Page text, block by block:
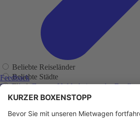
Feedback
Sie haben Fragen, Unklarheiten oder
zurückliegenden Buchung?
Beliebte Reiseländer
Beliebte Städte
Flughäfen
Regionen
Adelaide Flughafen